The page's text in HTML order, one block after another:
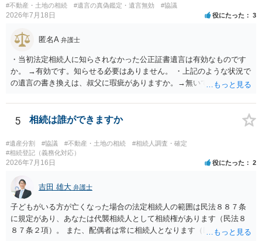
#不動産・土地の相続
#遺言の真偽鑑定・遺言無効 #協議
2026年7月18日 役にたった 3
匿名A 弁護士
・当初法定相続人に知らされなかった公正証書遺言は有効なものです
か。 →有効です。知らせる必要はありません。 ・上記のような状況で
の遺言の書き換えは、叔父に瑕疵がありますか。→無いです。 ・分割
ますか。 →本人が自由に決められますので、どこが妥当とは言えない
です。客観的な基準もありません。 ・できれば穏やかに、分割を拒否
することはできますか。 →分割を拒否するということは、遺産はいら
ないということでしょうか。遺言で、受取を指定されててもいらない
と拒否することはできます。理由を説明する必要はありません。
5 相続は誰ができますか
#遺産分割 #協議 #不動産・土地の相続
#相続人調査・確定
#相続登記（義務化対応）
2026年7月16日 役にたった 2
吉田 雄大 弁護士
子どもがいる方が亡くなった場合の法定相続人の範囲は民法８８７条
に規定があり、あなたは代襲相続人として相続権があります（民法８
８７条２項）。 また、配偶者は常に相続人となります（民法８９０